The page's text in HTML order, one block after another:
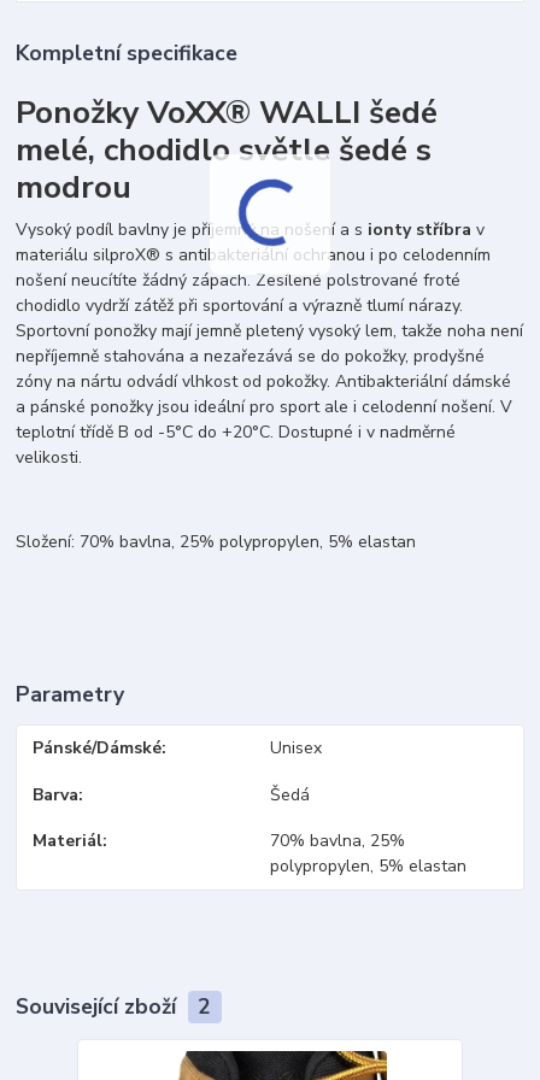
Kompletní specifikace
Ponožky VoXX® WALLI šedé
melé, chodidlo světle šedé s
modrou
Vysoký podíl bavlny je příjemný na nošení a s ionty stříbra v
materiálu silproX® s antibakteriální ochranou i po celodenním
nošení neucítíte žádný zápach. Zesílené polstrované froté
chodidlo vydrží zátěž při sportování a výrazně tlumí nárazy.
Sportovní ponožky mají jemně pletený vysoký lem, takže noha není
nepříjemně stahována a nezařezává se do pokožky, prodyšné
zóny na nártu odvádí vlhkost od pokožky. Antibakteriální dámské
a pánské ponožky jsou ideální pro sport ale i celodenní nošení. V
teplotní třídě B od -5°C do +20°C. Dostupné i v nadměrné
velikosti.
Složení: 70% bavlna, 25% polypropylen, 5% elastan
Parametry
Pánské/Dámské Unisex
Barva Šedá
Materiál
70% bavlna, 25%
polypropylen, 5% elastan
Související zboží 2